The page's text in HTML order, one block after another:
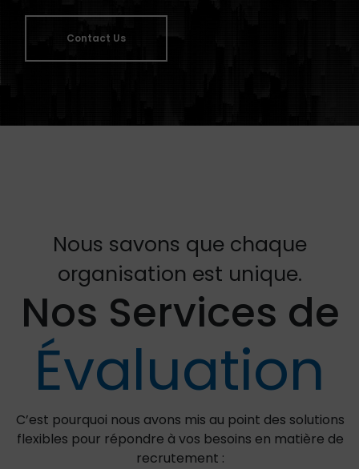
Contact Us
Nous savons que chaque
organisation est unique.
Nos Services de
Évaluation
C’est pourquoi nous avons mis au point des solutions
flexibles pour répondre à vos besoins en matière de
recrutement :